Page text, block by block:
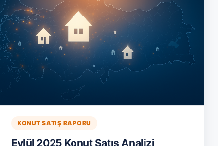
KONUT SATIŞ RAPORU
Eylül 2025 Konut Satış Analizi